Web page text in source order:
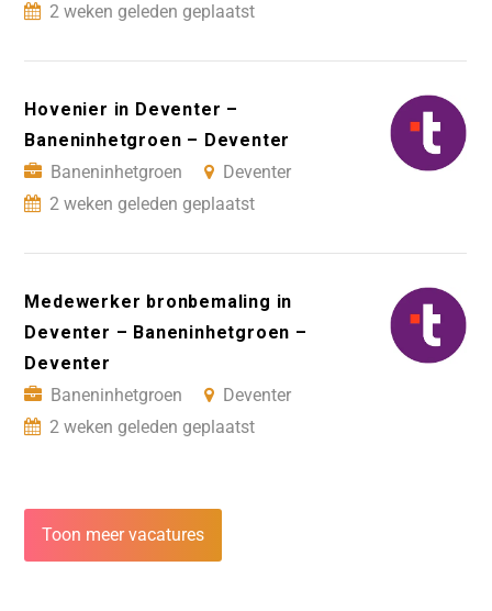
2 weken geleden geplaatst
Hovenier in Deventer –
Baneninhetgroen – Deventer
Baneninhetgroen
Deventer
2 weken geleden geplaatst
Medewerker bronbemaling in
Deventer – Baneninhetgroen –
Deventer
Baneninhetgroen
Deventer
2 weken geleden geplaatst
Toon meer vacatures